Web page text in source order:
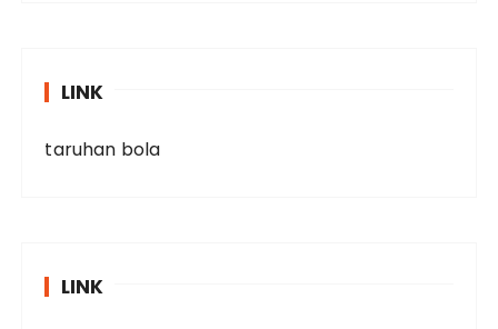
LINK
taruhan bola
LINK